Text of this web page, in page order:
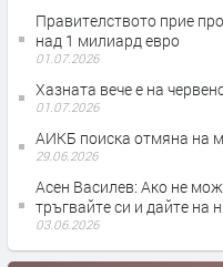
Правителството прие
над 1 милиард евро
01.07.2026
Хазната вече е на
01.07.2026
АИКБ поиска отмяна на
29.06.2026
Асен Василев: Ако не
тръгвайте си и дайте на
03.06.2026